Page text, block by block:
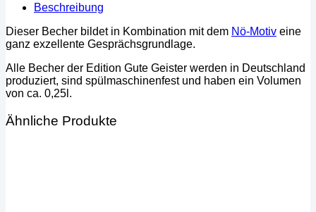
Beschreibung
Dieser Becher bildet in Kombination mit dem Nö-Motiv eine
ganz exzellente Gesprächsgrundlage.
Alle Becher der Edition Gute Geister werden in Deutschland
produziert, sind spülmaschinenfest und haben ein Volumen
von ca. 0,25l.
Ähnliche Produkte